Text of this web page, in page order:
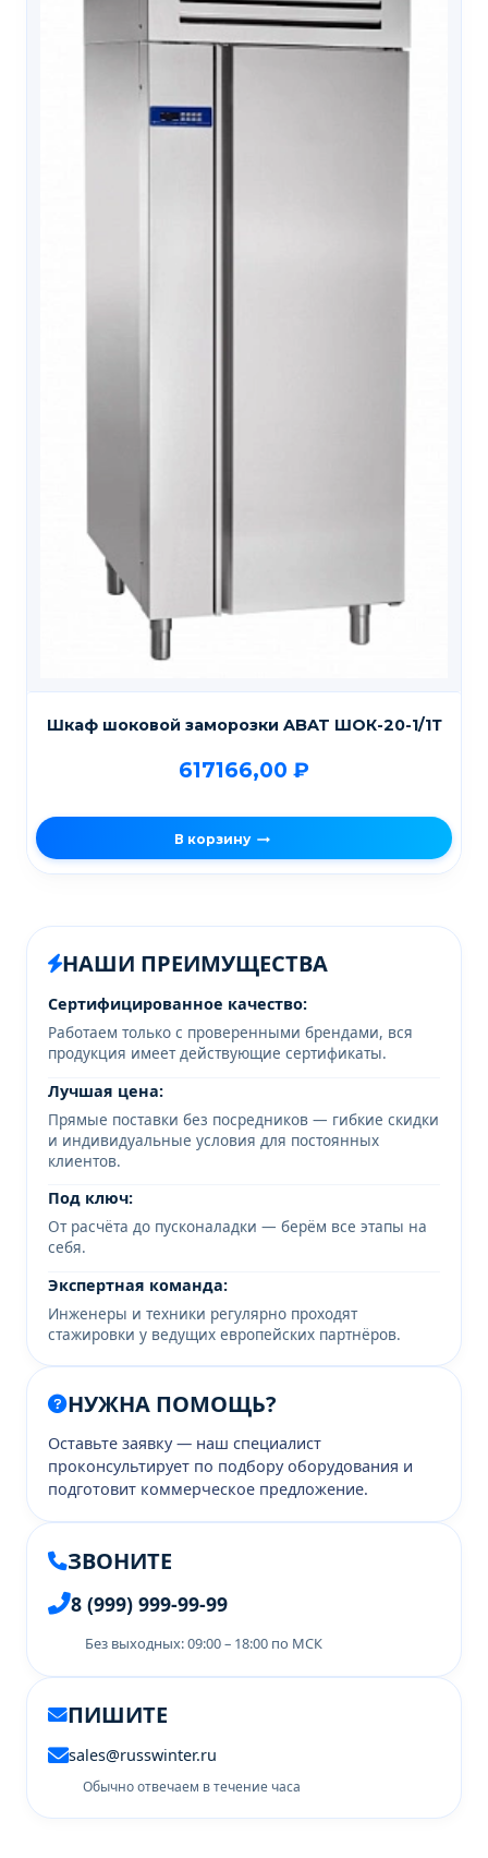
Шкаф шоковой заморозки ABAT ШОК-20-1/1Т
617166,00 ₽
В корзину
НАШИ ПРЕИМУЩЕСТВА
Сертифицированное качество:
Работаем только с проверенными брендами, вся
продукция имеет действующие сертификаты.
Лучшая цена:
Прямые поставки без посредников — гибкие скидки
и индивидуальные условия для постоянных
клиентов.
Под ключ:
От расчёта до пусконаладки — берём все этапы на
себя.
Экспертная команда:
Инженеры и техники регулярно проходят
стажировки у ведущих европейских партнёров.
НУЖНА ПОМОЩЬ?
Оставьте заявку — наш специалист
проконсультирует по подбору оборудования и
подготовит коммерческое предложение.
ЗВОНИТЕ
8 (999) 999-99-99
Без выходных: 09:00 – 18:00 по МСК
ПИШИТЕ
sales@russwinter.ru
Обычно отвечаем в течение часа